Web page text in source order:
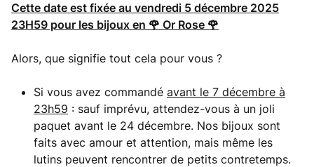
Cette date est fixée au vendredi 5 décembre 2025
23H59 pour les bijoux en 🌹 Or Rose 🌹
Alors, que signifie tout cela pour vous ?
Si vous avez commandé avant le 7 décembre à
23h59 : sauf imprévu, attendez-vous à un joli
paquet avant le 24 décembre. Nos bijoux sont
faits avec amour et attention, mais même les
lutins peuvent rencontrer de petits contretemps.